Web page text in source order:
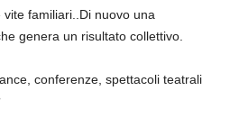
familiari..Di nuovo una
genera un risultato collettivo.
conferenze, spettacoli teatrali